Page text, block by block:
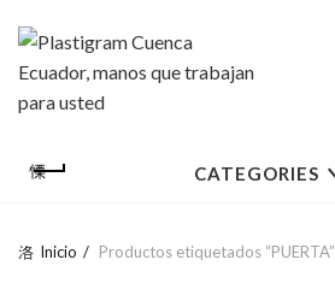
CATEGORIES
Inicio Productos etiquetados “PUERTA”